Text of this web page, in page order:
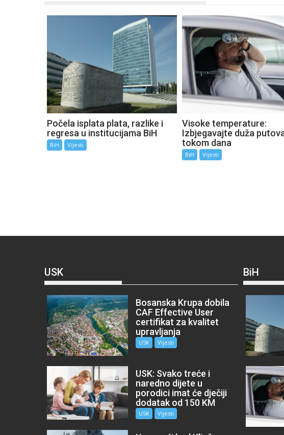
Počela isplata plata, razlike i
regresa u institucijama BiH
BiH Vijesti
Visoke temperature:
Izbjegavajte duža
tokom dana
BiH Vijesti
USK
Bosanska Krupa dobila
CAF Effective User
certifikat za kvalitet
upravljanja
USK Vijesti
USK: Svako treće i
naredno dijete u
porodici imat će dječiji
dodatak od 150 KM
USK Vijesti
BiH